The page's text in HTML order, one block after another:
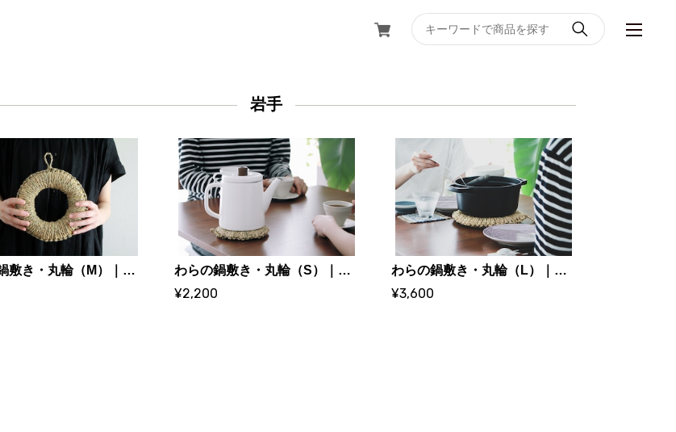
岩手
わらの鍋敷き・丸輪（M）｜手しごとのある暮らし maru わらの鍋敷き・丸輪（S）｜手しごとのある暮らし maru
¥2,200
わらの鍋敷き・丸輪（L）｜手しごとのある暮らし maru
¥3,600